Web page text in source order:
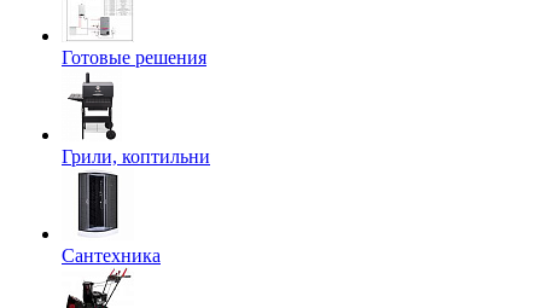
Готовые решения
Грили, коптильни
Сантехника